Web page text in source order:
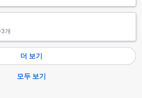
는 가장 편리한 방법은 택시를 이용하
에서 택시를 타고 약 30분 정도의 거리
@자고안 마젤랑에 도착할 수 있습니
른 이동 수단이며, 호텔로 편안하게 이동
시티허브 호텔 @자고안 마젤랑은 고
기 위해 공항 셔틀 서비스도 제공하고
예약이 필요하며, 호텔로 이동하는 동안
개
더 보기
모두 보기